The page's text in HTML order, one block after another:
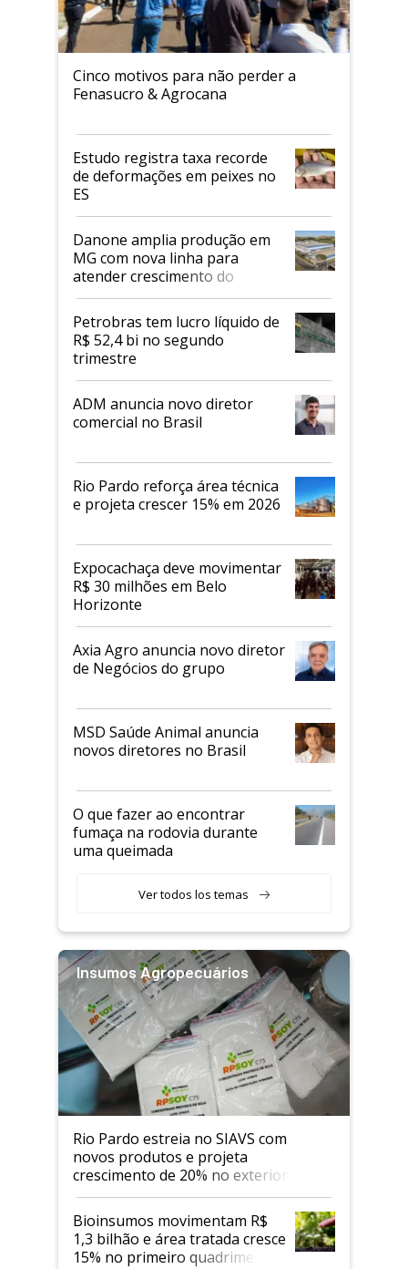
Cinco motivos para não perder a
Fenasucro & Agrocana
Estudo registra taxa recorde
de deformações em peixes no
ES
Danone amplia produção em
MG com nova linha para
atender crescimento do
mercado de alimentos
proteicos
Petrobras tem lucro líquido de
R$ 52,4 bi no segundo
trimestre
ADM anuncia novo diretor
comercial no Brasil
Rio Pardo reforça área técnica
e projeta crescer 15% em 2026
Expocachaça deve movimentar
R$ 30 milhões em Belo
Horizonte
Axia Agro anuncia novo diretor
de Negócios do grupo
MSD Saúde Animal anuncia
novos diretores no Brasil
O que fazer ao encontrar
fumaça na rodovia durante
uma queimada
Ver todos los temas
Insumos Agropecuários
Rio Pardo estreia no SIAVS com
novos produtos e projeta
crescimento de 20% no exterior
Bioinsumos movimentam R$
1,3 bilhão e área tratada cresce
15% no primeiro quadrimestre